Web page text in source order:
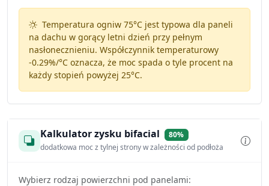
Temperatura ogniw 75°C jest typowa dla paneli
na dachu w gorący letni dzień przy pełnym
nasłonecznieniu. Współczynnik temperaturowy
-0.29%/°Coznacza, że moc spada o tyle procent na
każdy stopień powyżej 25°C.
Kalkulator zysku bifacial
80%
dodatkowa moc z tylnej strony w zależności od podłoża
Wybierz rodzaj powierzchni pod panelami: